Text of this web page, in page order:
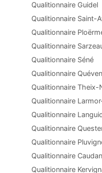
Qualitionnaire Guidel
Qualitionnaire Saint-
Qualitionnaire
Qualitionnaire
Qualitionnaire Séné
Qualitionnaire Quéven
Qualitionnaire Theix-
Qualitionnaire
Qualitionnaire
Qualitionnaire
Qualitionnaire
Qualitionnaire Caudan
Qualitionnaire